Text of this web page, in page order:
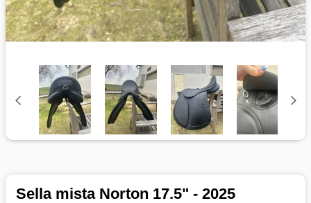
Sella mista Norton 17.5" - 2025